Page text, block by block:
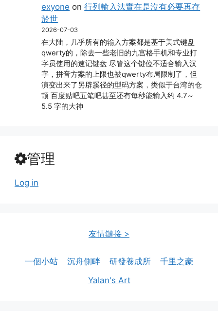
exyone on行列輸入法實在是沒有必要再存
於世
2026-07-03
在大陆，几乎所有的输入方案都是基于美式键盘
qwerty的，除去一些老旧的九宫格手机和专业打
字员使用的速记键盘 尽管这个键位不适合输入汉
字，拼音方案的上限也被qwerty布局限制了，但
演变出来了另辟蹊径的型码方案，类似于台湾的仓
颉 百度贴吧五笔吧甚至还有每秒能输入约 4.7～
5.5 字的大神
管理
Log in
友情鏈接 >
一個小站 沉舟側畔 研發養成所
千里之豪
Yalan's Art